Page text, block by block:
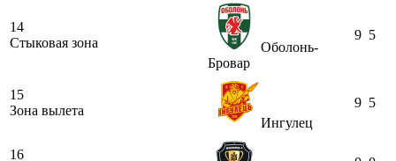
14
Стыковая зона
Оболонь-
Бровар
9 5
15
Зона вылета
Ингулец
9 5
16